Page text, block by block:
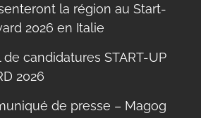
la région au Start-
2026 en Italie
de candidatures START-UP
2026
de presse – Magog